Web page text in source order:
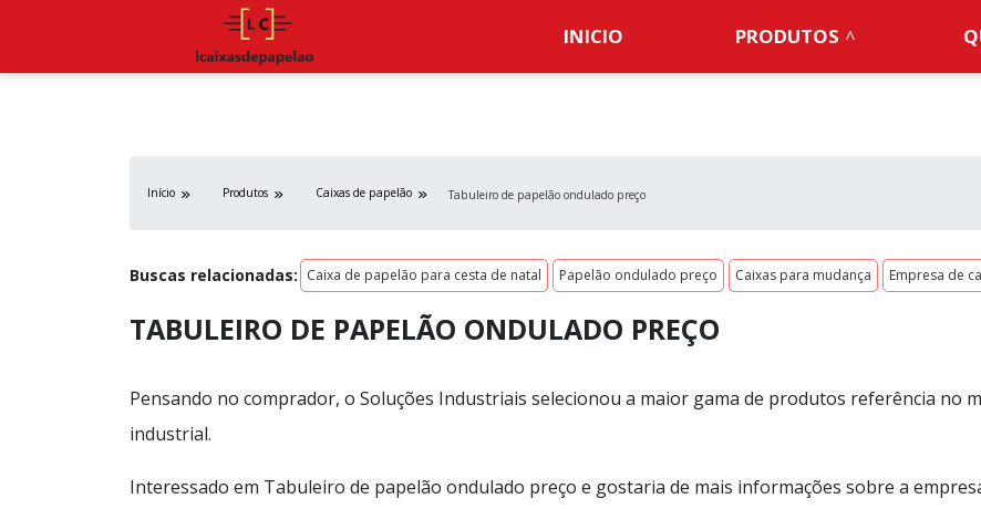
INICIO PRODUTOS
Início Produtos Caixas de papelão Tabuleiro de papelão ondulado preço
Buscas relacionadas: Caixa de papelão para cesta de natal Papelão ondulado preço Caixas para mudança Empresa de
TABULEIRO DE PAPELÃO ONDULADO PREÇO
Pensando no comprador, o Soluções Industriais selecionou a maior gama de produtos referência no
industrial.
Interessado em Tabuleiro de papelão ondulado preço e gostaria de mais informações sobre a